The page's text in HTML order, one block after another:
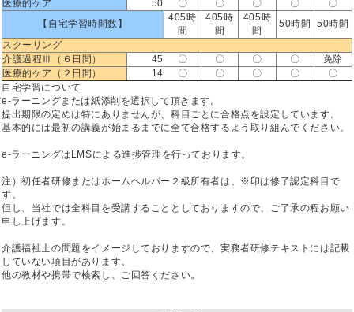
医療的ケア 50 〇 〇 〇 〇
〇
【自宅学習時間数】
405時
間
405時
間
405時
間
50時間
50時間
スクーリング
介護過程Ⅲ（６日間）
45 〇 〇 〇 〇
免除
医療的ケア（２日間）
14 〇 〇 〇 〇
〇
自宅学習について
e-ラーニングまたは紙添削を選択して頂きます。
提出期限の定めは特にありませんが、科目ごとに合格点を設定しています。
基本的には最初の講義が始まるまでに全て合格するよう取り組んでください。
e-ラーニングはLMSによる進捗管理を行っております。
注）初任者研修またはホームヘルパー２級所有者は、※印は修了認定科目で
す。
但し、当社では全科目を受講することとしておりますので、ご了承の程お願い
申し上げます。
介護福祉士の問題をイメージしておりますので、実務者研修テキストには記載
していない項目があります。
他の教材や携帯で検索し、ご回答ください。